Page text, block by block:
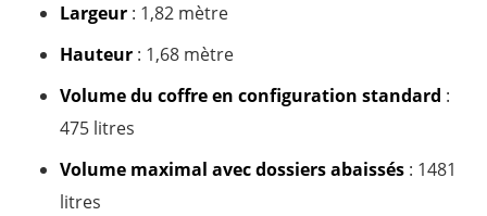
Largeur : 1,82 mètre
Hauteur : 1,68 mètre
Volume du coffre en configuration standard :
475 litres
Volume maximal avec dossiers abaissés : 1481
litres